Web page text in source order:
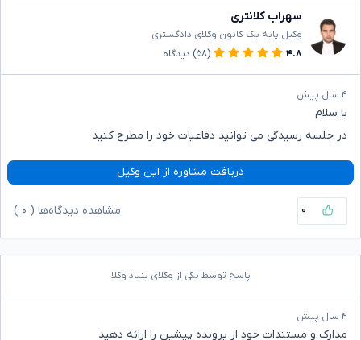
سهراب کلانتری
وکیل پایه یک کانون وکلای دادگستری
۴.۸
(۵۸) دیدگاه
۴ سال پیش
با سلام
در جلسه رسیدگی می توانید دفاعیات خود را مطرح کنید
دریافت مشاوره از این وکیل
۰ مشاهده دیدگاه‌ها ( ۰
پاسخ توسط یکی از وکلای بنیاد وکلا
۴ سال پیش
مدارک و مستندات خود از پرونده پیشین را ارائه دهید